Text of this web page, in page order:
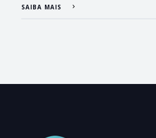
SAIBA MAIS